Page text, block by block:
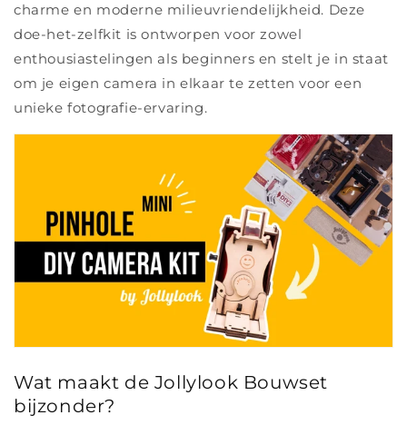
charme en moderne milieuvriendelijkheid. Deze
doe-het-zelfkit is ontworpen voor zowel
enthousiastelingen als beginners en stelt je in staat
om je eigen camera in elkaar te zetten voor een
unieke fotografie-ervaring.
Wat maakt de Jollylook Bouwset
bijzonder?